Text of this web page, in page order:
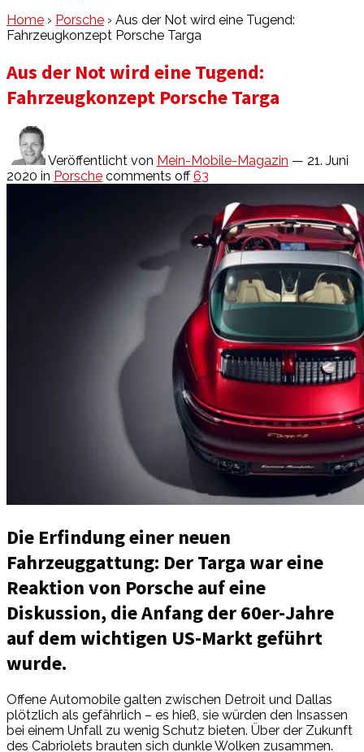
Home › Porsche › Aus der Not wird eine Tugend:
Fahrzeugkonzept Porsche Targa
Aus der Not wird eine Tugend:
Fahrzeugkonzept Porsche Targa
Veröffentlicht von Mein-Mobile-Magazin — 21. Juni
2020 in Porsche comments off 63
Die Erfindung einer neuen
Fahrzeuggattung: Der Targa war eine
Reaktion von Porsche auf eine
Diskussion, die Anfang der 60er-Jahre
auf dem wichtigen US-Markt geführt
wurde.
Offene Automobile galten zwischen Detroit und Dallas
plötzlich als gefährlich – es hieß, sie würden den Insassen
bei einem Unfall zu wenig Schutz bieten. Über der Zukunft
des Cabriolets brauten sich dunkle Wolken zusammen.